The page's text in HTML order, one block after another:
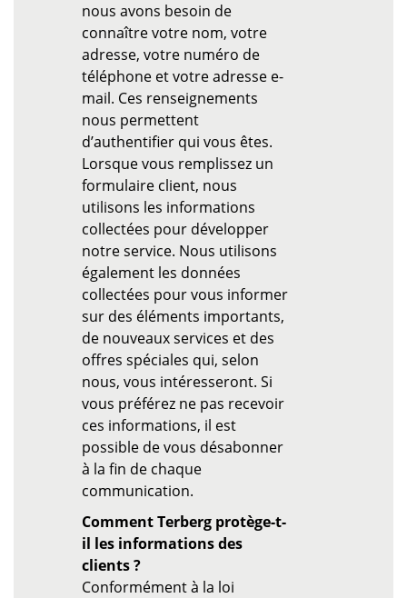
nous avons besoin de
connaître votre nom, votre
adresse, votre numéro de
téléphone et votre adresse e-
mail. Ces renseignements
nous permettent
d’authentifier qui vous êtes.
Lorsque vous remplissez un
formulaire client, nous
utilisons les informations
collectées pour développer
notre service. Nous utilisons
également les données
collectées pour vous informer
sur des éléments importants,
de nouveaux services et des
offres spéciales qui, selon
nous, vous intéresseront. Si
vous préférez ne pas recevoir
ces informations, il est
possible de vous désabonner
à la fin de chaque
communication.
Comment Terberg protège-t-
il les informations des
clients ?
Conformément à la loi